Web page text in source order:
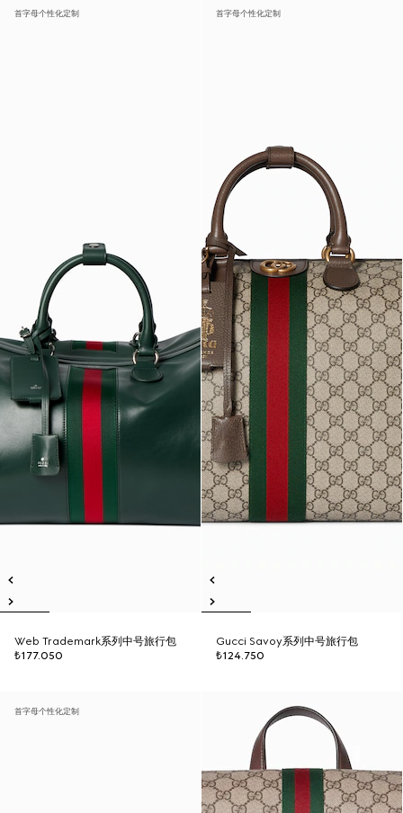
首字母个性化定制
Web Trademark系列中号旅行包
₺177.050
首字母个性化定制
Gucci Savoy系列中号旅行包
₺124.750
首字母个性化定制